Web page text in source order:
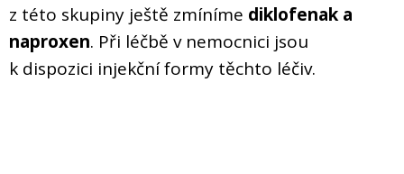
z této skupiny ještě zmíníme diklofenak a
naproxen. Při léčbě v nemocnici jsou
k dispozici injekční formy těchto léčiv.